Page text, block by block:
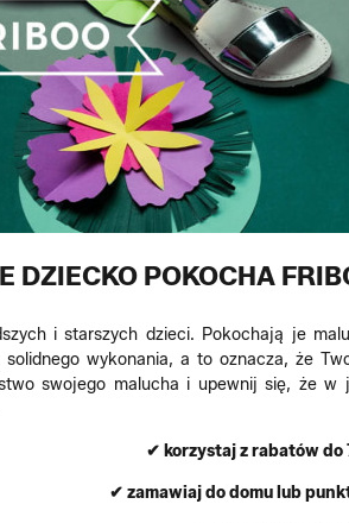
DZIECKO POKOCHA
i starszych dzieci. Pokochają je
wykonania, a to oznacza, że
swojego malucha i upewnij się, że
✔ korzystaj z rabatów do
✔ zamawiaj do domu lub